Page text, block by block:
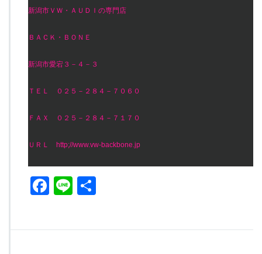
新潟市ＶＷ・ＡＵＤＩの専門店
ＢＡＣＫ・ＢＯＮＥ
新潟市愛宕３－４－３
ＴＥＬ ０２５－２８４－７０６０
ＦＡＸ ０２５－２８４－７１７０
ＵＲＬ http;//www.vw-backbone.jp
F Li